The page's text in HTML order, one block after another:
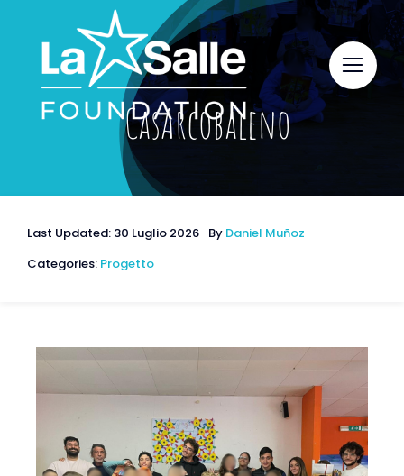
contenuto
CasArcobaleno
Last Updated: 30 Luglio 2026 By Daniel Muñoz
Categories: Progetto